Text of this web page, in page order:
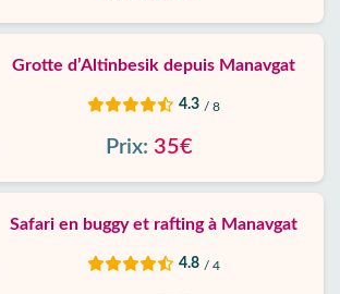
Grotte d’Altinbesik depuis Manavgat
4.3 / 8
Prix: 35€
Safari en buggy et rafting à Manavgat
4.8 / 4